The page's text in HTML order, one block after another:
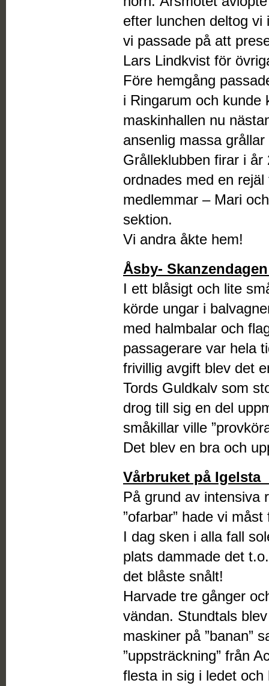
efter lunchen deltog
vi passade på att
Lars Lindkvist för
Före hemgång
i Ringarum och kunde
maskinhallen nu
ansenlig massa
Grålleklubben firar i
ordnades med en
medlemmar – Mari
sektion.
Vi andra åkte hem!
Åsby-
I ett blåsigt och lite
körde ungar i
med halmbalar och
passagerare var hela
frivillig avgift blev det
Tords Guldkalv som
drog till sig en del
småkillar ville
Det blev en bra och
Vårbruket på Igelsta
På grund av intensiva
”ofarbar” hade vi
I dag sken i alla fall
plats dammade det
det blåste snålt!
Harvade tre gånger
vändan. Stundtals
maskiner på ”banan”
”uppsträckning” från
flesta in sig i ledet